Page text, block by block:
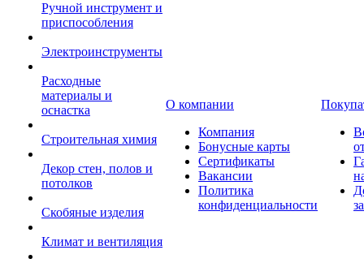
Ручной инструмент и
приспособления
Электроинструменты
Расходные
материалы и
оснастка
Строительная химия
Декор стен, полов и
потолков
Скобяные изделия
Климат и вентиляция
О компании
Компания
Бонусные карты
Сертификаты
Вакансии
Политика
конфиденциальности